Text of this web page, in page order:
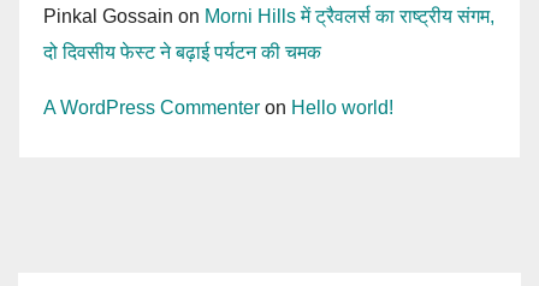
Pinkal Gossain on Morni Hills में ट्रैवलर्स का राष्ट्रीय संगम,
दो दिवसीय फेस्ट ने बढ़ाई पर्यटन की चमक
A WordPress Commenter on Hello world!